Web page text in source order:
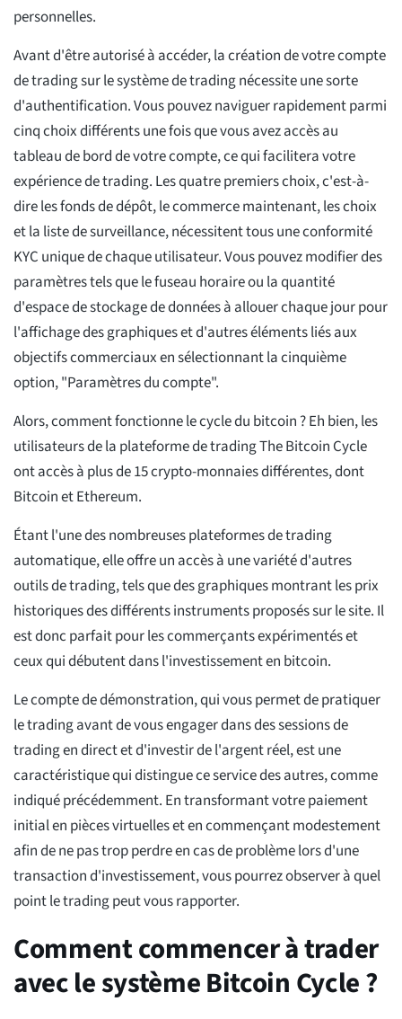
personnelles.
Avant d'être autorisé à accéder, la création de votre compte
de trading sur le système de trading nécessite une sorte
d'authentification. Vous pouvez naviguer rapidement parmi
cinq choix différents une fois que vous avez accès au
tableau de bord de votre compte, ce qui facilitera votre
expérience de trading. Les quatre premiers choix, c'est-à-
dire les fonds de dépôt, le commerce maintenant, les choix
et la liste de surveillance, nécessitent tous une conformité
KYC unique de chaque utilisateur. Vous pouvez modifier des
paramètres tels que le fuseau horaire ou la quantité
d'espace de stockage de données à allouer chaque jour pour
l'affichage des graphiques et d'autres éléments liés aux
objectifs commerciaux en sélectionnant la cinquième
option, "Paramètres du compte".
Alors, comment fonctionne le cycle du bitcoin ? Eh bien, les
utilisateurs de la plateforme de trading The Bitcoin Cycle
ont accès à plus de 15 crypto-monnaies différentes, dont
Bitcoin et Ethereum.
Étant l'une des nombreuses plateformes de trading
automatique, elle offre un accès à une variété d'autres
outils de trading, tels que des graphiques montrant les prix
historiques des différents instruments proposés sur le site. Il
est donc parfait pour les commerçants expérimentés et
ceux qui débutent dans l'investissement en bitcoin.
Le compte de démonstration, qui vous permet de pratiquer
le trading avant de vous engager dans des sessions de
trading en direct et d'investir de l'argent réel, est une
caractéristique qui distingue ce service des autres, comme
indiqué précédemment. En transformant votre paiement
initial en pièces virtuelles et en commençant modestement
afin de ne pas trop perdre en cas de problème lors d'une
transaction d'investissement, vous pourrez observer à quel
point le trading peut vous rapporter.
Comment commencer à trader
avec le système Bitcoin Cycle ?